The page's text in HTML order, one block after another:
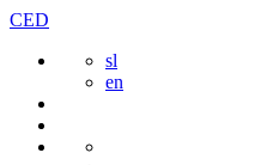
Preskoči
vsebine
CED
sl
en